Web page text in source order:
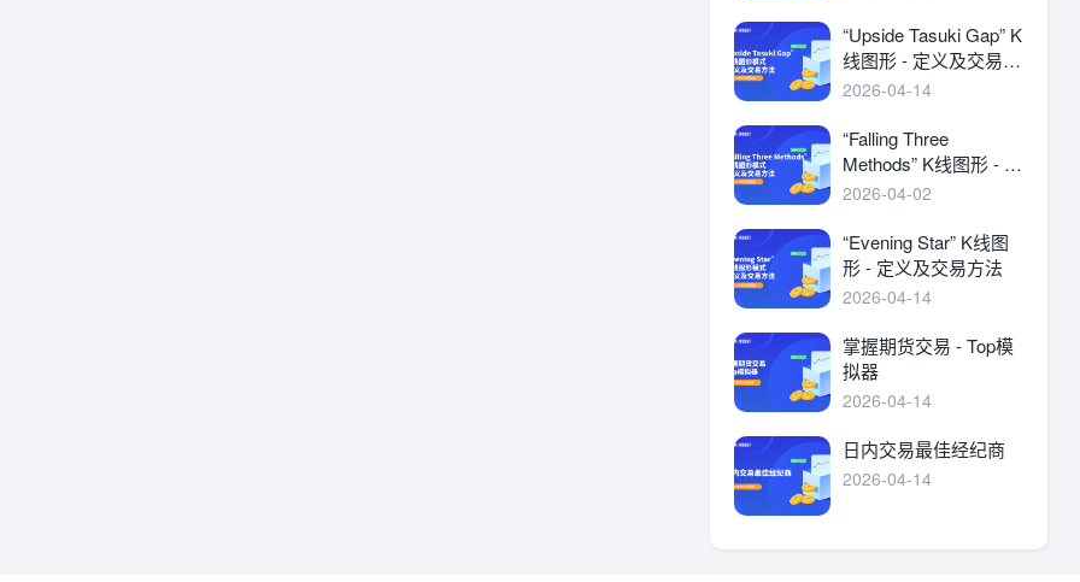
“Upside Tasuki Gap” K
线图形 - 定义及交易方
法
2026-04-14
“Falling Three
Methods” K线图形 - 定
义及交易方法
2026-04-02
“Evening Star” K线图
形 - 定义及交易方法
2026-04-14
掌握期货交易 - Top模
拟器
2026-04-14
日内交易最佳经纪商
2026-04-14